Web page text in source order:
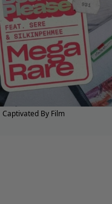
Captivated By Film